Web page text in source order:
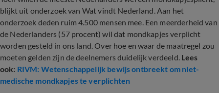
blijkt uit onderzoek van Wat vindt Nederland. Aan het
onderzoek deden ruim 4.500 mensen mee. Een meerderheid van
de Nederlanders (57 procent) wil dat mondkapjes verplicht
worden gesteld in ons land. Over hoe en waar de maatregel zou
moeten gelden zijn de deelnemers duidelijk verdeeld. Lees
ook: RIVM: Wetenschappelijk bewijs ontbreekt om niet-
medische mondkapjes te verplichten